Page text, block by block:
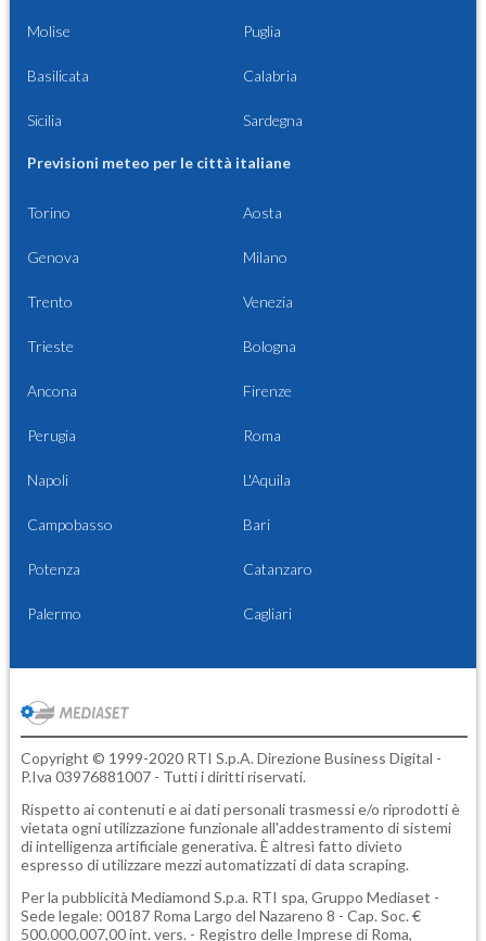
Molise Puglia
Basilicata Calabria
Sicilia Sardegna
Previsioni meteo per le città italiane
Torino Aosta
Genova Milano
Trento Venezia
Trieste Bologna
Ancona Firenze
Perugia Roma
Napoli L'Aquila
Campobasso Bari
Potenza Catanzaro
Palermo Cagliari
Copyright © 1999-2020 RTI S.p.A. Direzione Business Digital -
P.Iva 03976881007 - Tutti i diritti riservati.
Rispetto ai contenuti e ai dati personali trasmessi e/o riprodotti è
vietata ogni utilizzazione funzionale all'addestramento di sistemi
di intelligenza artificiale generativa. È altresì fatto divieto
espresso di utilizzare mezzi automatizzati di data scraping.
Per la pubblicità Mediamond S.p.a. RTI spa, Gruppo Mediaset -
Sede legale: 00187 Roma Largo del Nazareno 8 - Cap. Soc. €
500.000.007,00 int. vers. - Registro delle Imprese di Roma,